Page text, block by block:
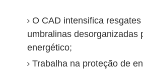
O CAD intensifica
umbralinas desorganizadas
energético;
Trabalha na proteção de